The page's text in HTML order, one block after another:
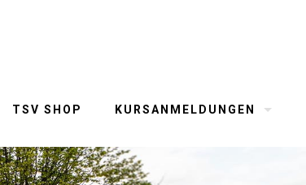
TSV SHOP KURSANMELDUNGEN